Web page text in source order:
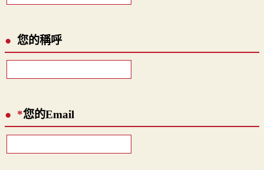
您的稱呼
*您的Email